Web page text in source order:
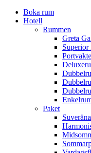
Boka rum
Hotell
Rummen
Greta
Superior
Paket